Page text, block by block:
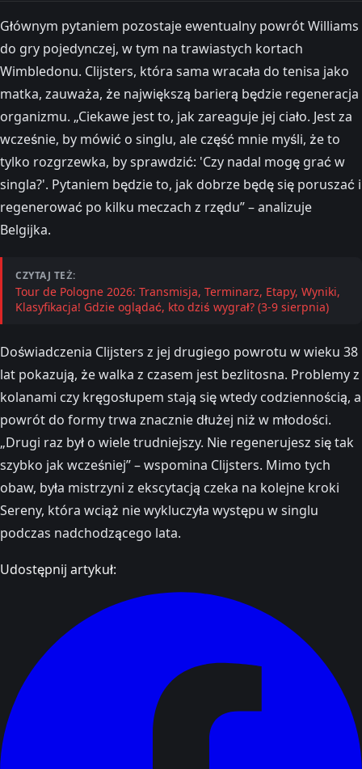
Głównym pytaniem pozostaje ewentualny powrót Williams
do gry pojedynczej, w tym na trawiastych kortach
Wimbledonu. Clijsters, która sama wracała do tenisa jako
matka, zauważa, że największą barierą będzie regeneracja
organizmu. „Ciekawe jest to, jak zareaguje jej ciało. Jest za
wcześnie, by mówić o singlu, ale część mnie myśli, że to
tylko rozgrzewka, by sprawdzić: 'Czy nadal mogę grać w
singla?'. Pytaniem będzie to, jak dobrze będę się poruszać i
regenerować po kilku meczach z rzędu” – analizuje
Belgijka.
CZYTAJ TEŻ:
Tour de Pologne 2026: Transmisja, Terminarz, Etapy, Wyniki,
Klasyfikacja! Gdzie oglądać, kto dziś wygrał? (3-9 sierpnia)
Doświadczenia Clijsters z jej drugiego powrotu w wieku 38
lat pokazują, że walka z czasem jest bezlitosna. Problemy z
kolanami czy kręgosłupem stają się wtedy codziennością, a
powrót do formy trwa znacznie dłużej niż w młodości.
„Drugi raz był o wiele trudniejszy. Nie regenerujesz się tak
szybko jak wcześniej” – wspomina Clijsters. Mimo tych
obaw, była mistrzyni z ekscytacją czeka na kolejne kroki
Sereny, która wciąż nie wykluczyła występu w singlu
podczas nadchodzącego lata.
Udostępnij artykuł: